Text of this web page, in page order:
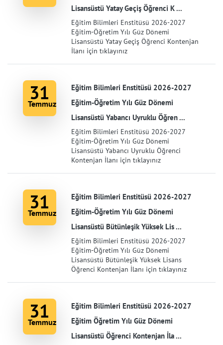
Lisansüstü Yatay Geçiş Öğrenci K ...
Eğitim Bilimleri Enstitüsü 2026-2027
Eğitim-Öğretim Yılı Güz Dönemi
Lisansüstü Yatay Geçiş Öğrenci Kontenjan
İlanı için tıklayınız
31
Temmuz
Eğitim Bilimleri Enstitüsü 2026-2027
Eğitim-Öğretim Yılı Güz Dönemi
Lisansüstü Yabancı Uyruklu Öğren ...
Eğitim Bilimleri Enstitüsü 2026-2027
Eğitim-Öğretim Yılı Güz Dönemi
Lisansüstü Yabancı Uyruklu Öğrenci
Kontenjan İlanı için tıklayınız
31
Temmuz
Eğitim Bilimleri Enstitüsü 2026-2027
Eğitim-Öğretim Yılı Güz Dönemi
Lisansüstü Bütünleşik Yüksek Lis ...
Eğitim Bilimleri Enstitüsü 2026-2027
Eğitim-Öğretim Yılı Güz Dönemi
Lisansüstü Bütünleşik Yüksek Lisans
Öğrenci Kontenjan İlanı için tıklayınız
31
Temmuz
Eğitim Bilimleri Enstitüsü 2026-2027
Eğitim Öğretim Yılı Güz Dönemi
Lisansüstü Öğrenci Kontenjan İla ...